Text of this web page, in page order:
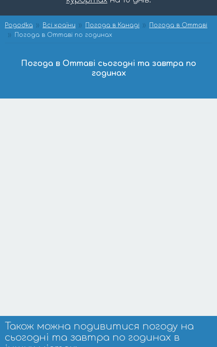
Pogodka Всі країни Погода в Канаді
Погода в Оттаві
Погода в Оттаві по годинах
Погода в Оттаві сьогодні та завтра по
годинах
Також можна подивитися погоду на
сьогодні та завтра по годинах в